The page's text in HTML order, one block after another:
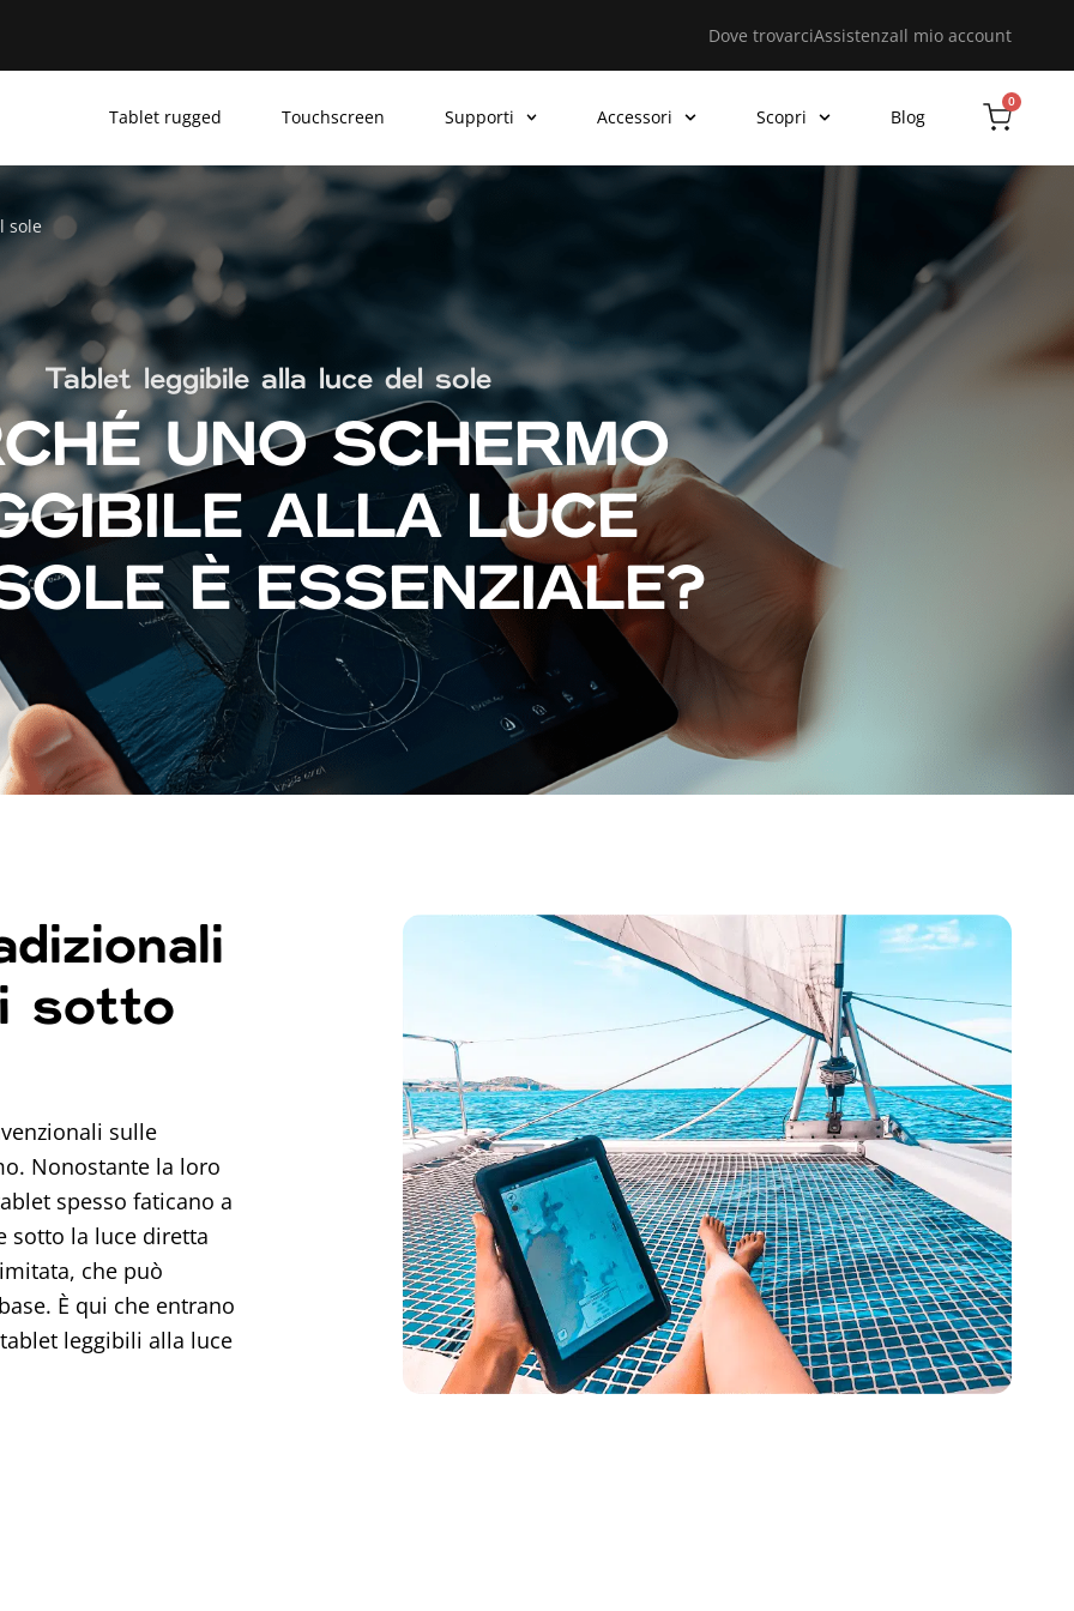
Dove trovarciAssistenzaIl mio account
Tablet rugged Touchscreen Supporti Accessori Scopri Blog
0
sole
Tablet leggibile alla luce del sole
UNO SCHERMO
ALLA LUCE
È ESSENZIALE?
sotto
sulle
Nonostante la loro
spesso faticano a
sotto la luce diretta
che può
È qui che entrano
leggibili alla luce